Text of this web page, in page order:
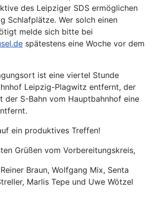
des Leipziger SDS ermöglichen
Schlafplätze. Wer solch einen
melde sich bitte bei
spätestens eine Woche vor dem
ist eine viertel Stunde
Leipzig-Plagwitz entfernt, der
der S-Bahn vom Hauptbahnhof eine
ein produktives Treffen!
Grüßen vom Vorbereitungskreis,
Braun, Wolfgang Mix, Senta
Marlis Tepe und Uwe Wötzel